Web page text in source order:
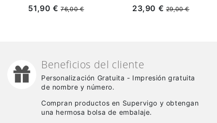
Atlético de Madrid
2024/2025 Niño Kit
51,90 €76,00 €
Equipación Retro
1994/95 ML
23,90 €29,00 €
Beneficios del cliente
Personalización Gratuita - Impresión gratuita
de nombre y número.
Compran productos en Supervigo y obtengan
una hermosa bolsa de embalaje.